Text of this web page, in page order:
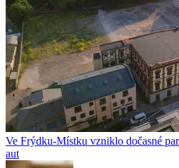
Ve Frýdku-Místku vzniklo dočasné
aut